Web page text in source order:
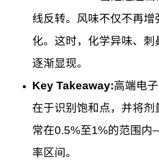
线反转。风味不仅不再增
化。这时，化学异味、刺
逐渐显现。
Key Takeaway:高端电
在于识别饱和点，并将
常在0.5%至1%的范围
率区间。